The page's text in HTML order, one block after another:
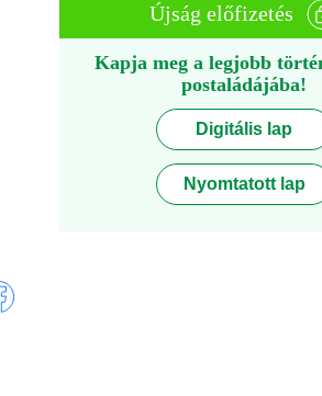
Újság előfizetés
Kapja meg a legjobb
postaládájába!
Digitális lap
Nyomtatott lap